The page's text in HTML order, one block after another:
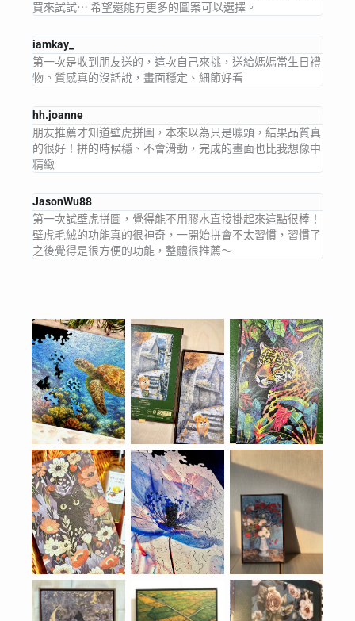
買來試試⋯ 希望還能有更多的圖案可以選擇。
iamkay_
第一次是收到朋友送的，這次自己來挑，送給媽媽當生日禮
物。質感真的沒話說，畫面穩定、細節好看
hh.joanne
朋友推薦才知道壁虎拼圖，本來以為只是噱頭，結果品質真
的很好！拼的時候穩、不會滑動，完成的畫面也比我想像中
精緻
JasonWu88
第一次試壁虎拼圖，覺得能不用膠水直接掛起來這點很棒！
壁虎毛絨的功能真的很神奇，一開始拼會不太習慣，習慣了
之後覺得是很方便的功能，整體很推薦～